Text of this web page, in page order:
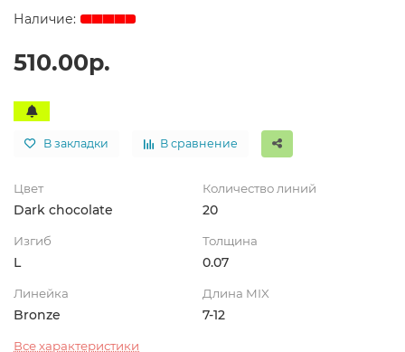
510.00р.
В закладки В сравнение
Цвет
Dark chocolate
Количество линий
20
Изгиб
L
Толщина
0.07
Линейка
Bronze
Длина MIX
7-12
Все характеристики